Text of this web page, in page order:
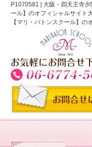
P1070581 | 大阪・四天王寺
ール】のオフィシャルサイト
【マリ・バトンスクール】の